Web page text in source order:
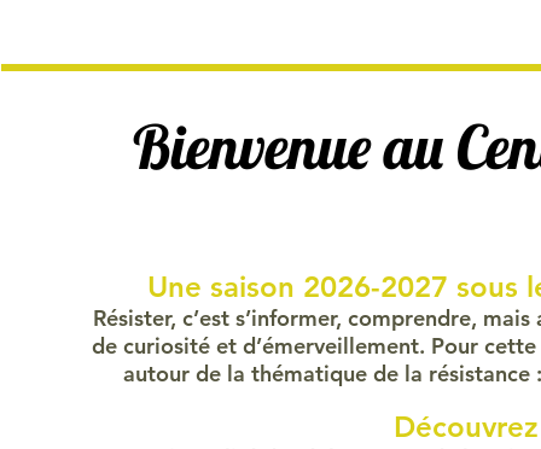
Bienvenue au
Une saison 2026-2027 sous
Résister, c’est s’informer, comprendre,
de curiosité et d’émerveillement. Pour
autour de la thématique de la